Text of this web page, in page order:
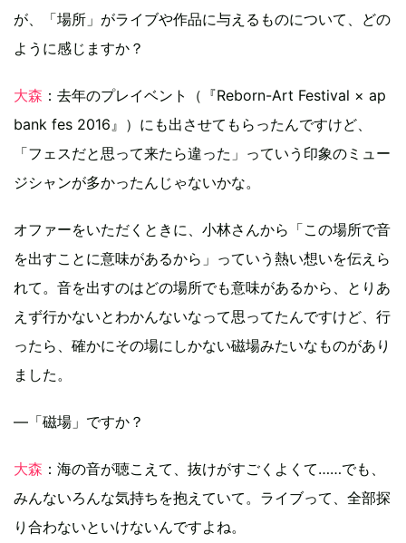
が、「場所」がライブや作品に与えるものについて、どの
ように感じますか？
大森 ：去年のプレイベント（『Reborn-Art Festival × ap
bank fes 2016』）にも出させてもらったんですけど、
「フェスだと思って来たら違った」っていう印象のミュー
ジシャンが多かったんじゃないかな。
オファーをいただくときに、小林さんから「この場所で音
を出すことに意味があるから」っていう熱い想いを伝えら
れて。音を出すのはどの場所でも意味があるから、とりあ
えず行かないとわかんないなって思ってたんですけど、行
ったら、確かにその場にしかない磁場みたいなものがあり
ました。
―「磁場」ですか？
大森 ：海の音が聴こえて、抜けがすごくよくて……でも、
みんないろんな気持ちを抱えていて。ライブって、全部探
り合わないといけないんですよね。